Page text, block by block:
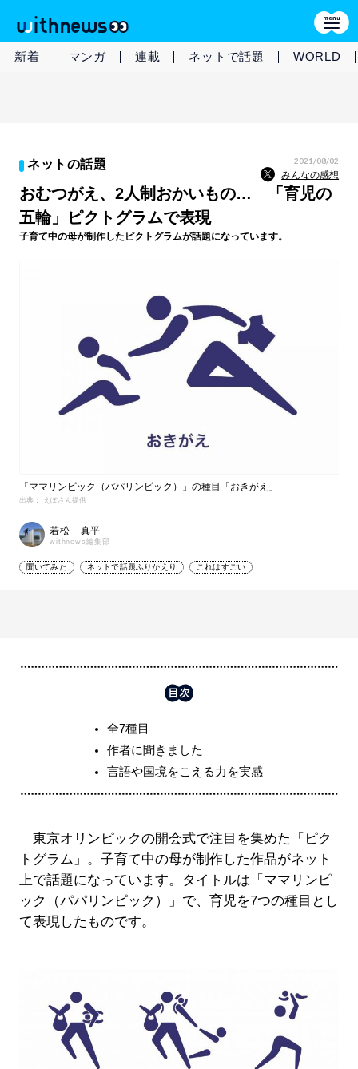
新着 マンガ 連載 ネットで話題 WORLD
ネットの話題 2021/08/02
みんなの感想
おむつがえ、2人制おかいもの… 「育児の
五輪」ピクトグラムで表現
子育て中の母が制作したピクトグラムが話題になっています。
「ママリンピック（パパリンピック）」の種目「おきがえ」
出典： えぽさん提供
若松 真平
withnews編集部
聞いてみた ネットで話題ふりかえり これはすごい
全7種目
作者に聞きました
言語や国境をこえる力を実感
東京オリンピックの開会式で注目を集めた「ピク
トグラム」。子育て中の母が制作した作品がネット
上で話題になっています。タイトルは「ママリンピ
ック（パパリンピック）」で、育児を7つの種目とし
て表現したものです。